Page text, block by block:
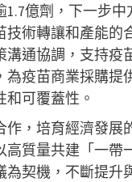
1.7億劑，下一步中
技術轉讓和產能的
溝通協調，支持疫
為疫苗商業採購提
和可覆蓋性。
作，培育經濟發展
高質量共建「一帶
為契機，不斷提升